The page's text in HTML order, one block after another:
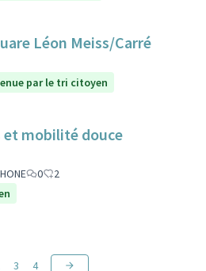
Léon Meiss/Carré
par le tri citoyen
et mobilité douce
0
2
3 4